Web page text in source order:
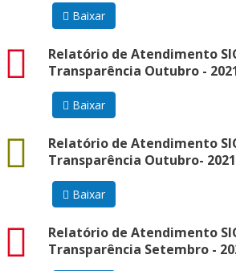
Baixar
Relatório de Atendimento
Transparência Outubro -
pdf
Baixar
Relatório de Atendimento
Transparência Outubro- 2021
docx
Baixar
Relatório de Atendimento
Transparência Setembro -
pdf